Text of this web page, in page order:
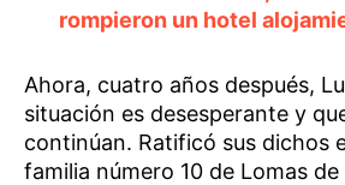
rompieron un hotel
Ahora, cuatro años después,
situación es desesperante y
continúan. Ratificó sus dichos
familia número 10 de Lomas